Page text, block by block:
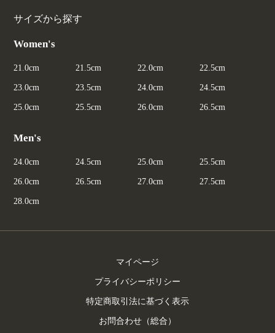
サイズから探す
Women's
21.0cm 21.5cm 22.0cm 22.5cm
23.0cm 23.5cm 24.0cm 24.5cm
25.0cm 25.5cm 26.0cm 26.5cm
Men's
24.0cm 24.5cm 25.0cm 25.5cm
26.0cm 26.5cm 27.0cm 27.5cm
28.0cm
マイページ
プライバシーポリシー
特定商取引法に基づく表示
お問合わせ（総合）